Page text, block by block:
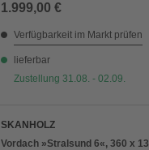
1.999,00 €
Verfügbarkeit im Markt prüfen
lieferbar
Zustellung 31.08. - 02.09.
SKANHOLZ
Vordach »Stralsund 6«, 360 x